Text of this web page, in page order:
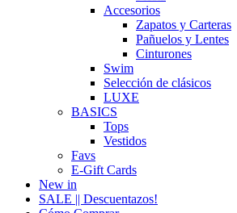
Accesorios
Zapatos y Carteras
Pañuelos y Lentes
Cinturones
Swim
Selección de clásicos
LUXE
BASICS
Tops
Vestidos
Favs
E-Gift Cards
New in
SALE || Descuentazos!